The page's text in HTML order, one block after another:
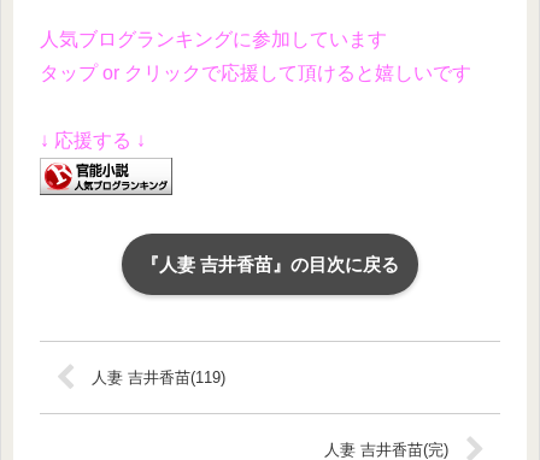
人気ブログランキングに参加しています
タップ or クリックで応援して頂けると嬉しいです
↓ 応援する ↓
『人妻 吉井香苗』の目次に戻る
人妻 吉井香苗(119)
人妻 吉井香苗(完)